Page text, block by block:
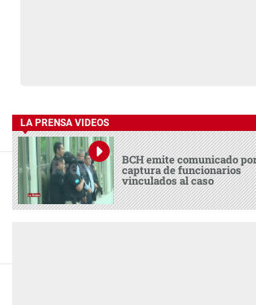
LA PRENSA VIDEOS
BCH emite comunicado
captura de funcionarios
vinculados al caso